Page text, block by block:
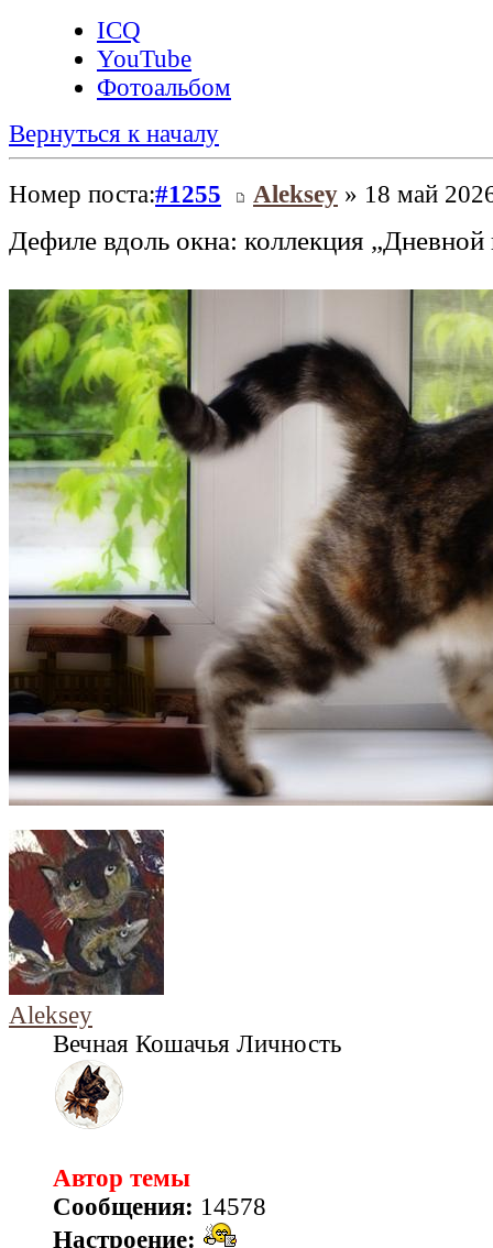
ICQ
YouTube
Фотоальбом
Вернуться к началу
Номер поста:#1255 Aleksey » 18 май
Дефиле вдоль окна: коллекция
Aleksey
Вечная Кошачья Личность
Автор темы
Сообщения: 14578
Настроение: